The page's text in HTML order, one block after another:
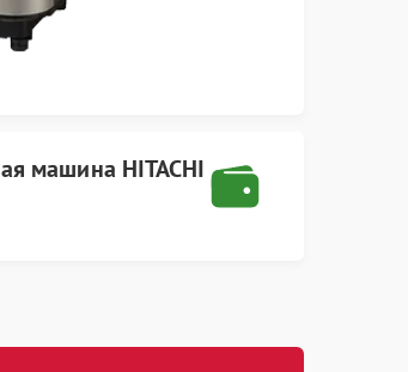
машина HITACHI